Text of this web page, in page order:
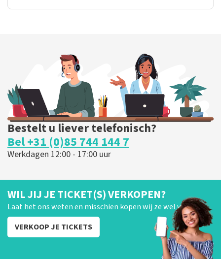
Bestelt u liever telefonisch?
Bel +31 (0)85 744 144 7
Werkdagen 12:00 - 17:00 uur
WIL JIJ JE TICKET(S) VERKOPEN?
Laat het ons weten en misschien kopen wij ze wel van je!
VERKOOP JE TICKETS